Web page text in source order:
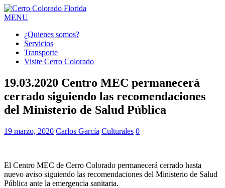
MENU
¿Quienes somos?
Servicios
Transporte
Visite Cerro Colorado
19.03.2020 Centro MEC permanecerá
cerrado siguiendo las recomendaciones
del Ministerio de Salud Pública
19 marzo, 2020 Carlos García Culturales 0
El Centro MEC de Cerro Colorado permanecerá cerrado hasta
nuevo aviso siguiendo las recomendaciones del Ministerio de Salud
Pública ante la emergencia sanitaria.